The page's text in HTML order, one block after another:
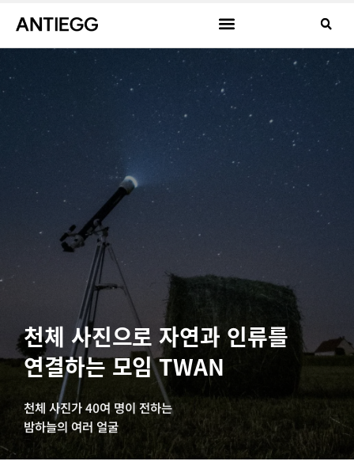
천체 사진으로 자연과 인류를
연결하는 모임 TWAN
천체 사진가 40여 명이 전하는
밤하늘의 여러 얼굴